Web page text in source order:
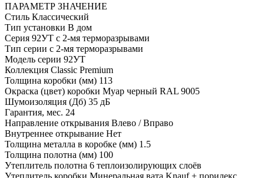
ПАРАМЕТР ЗНАЧЕНИЕ
Стиль Классический
Тип установки В дом
Серия 92УТ с 2-мя терморазрывами
Тип серии с 2-мя терморазрывами
Модель серии 92УТ
Коллекция Classic Premium
Толщина коробки (мм) 113
Окраска (цвет) коробки Муар черный RAL 9005
Шумоизоляция (Дб) 35 дБ
Гарантия, мес. 24
Направление открывания Влево / Вправо
Внутреннее открывание Нет
Толщина металла в коробке (мм) 1.5
Толщина полотна (мм) 100
Утеплитель полотна 6 теплоизолирующих слоёв
Утеплитель коробки Минеральная вата Knauf + порилекс